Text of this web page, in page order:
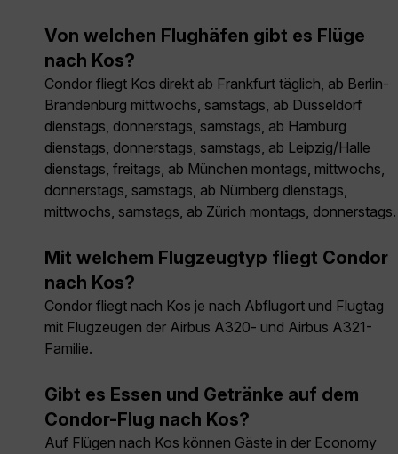
Von welchen Flughäfen gibt es Flüge
nach Kos?
Condor fliegt Kos direkt ab Frankfurt täglich, ab Berlin-
Brandenburg mittwochs, samstags, ab Düsseldorf
dienstags, donnerstags, samstags, ab Hamburg
dienstags, donnerstags, samstags, ab Leipzig/Halle
dienstags, freitags, ab München montags, mittwochs,
donnerstags, samstags, ab Nürnberg dienstags,
mittwochs, samstags, ab Zürich montags, donnerstags.
Mit welchem Flugzeugtyp fliegt Condor
nach Kos?
Condor fliegt nach Kos je nach Abflugort und Flugtag
mit Flugzeugen der Airbus A320- und Airbus A321-
Familie.
Gibt es Essen und Getränke auf dem
Condor-Flug nach Kos?
Auf Flügen nach Kos können Gäste in der Economy